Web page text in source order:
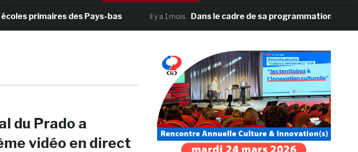
des Pays-bas il y a 1 mois Dans le cadre de sa programmation américaine,
du Prado a
vidéo en direct